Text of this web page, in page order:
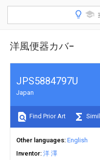
洋風便器カバ−
JPS5884797U
Japan
Find Prior Art
Other languages English
Inventor 洋 澤